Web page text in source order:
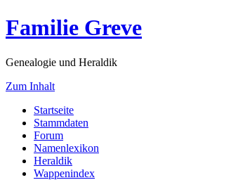
Familie Greve
Genealogie und Heraldik
Zum Inhalt
Startseite
Stammdaten
Forum
Namenlexikon
Heraldik
Wappenindex